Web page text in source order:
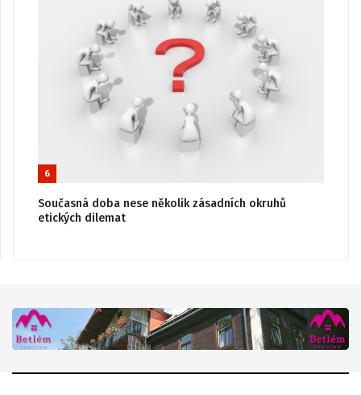
6
Současná doba nese několik zásadních okruhů
etických dilemat